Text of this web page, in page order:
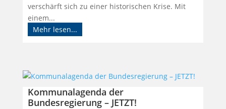
verschärft sich zu einer historischen Krise. Mit
einem...
Mehr lesen...
Kommunalagenda der
Bundesregierung – JETZT!